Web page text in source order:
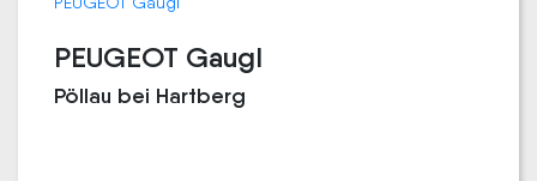
PEUGEOT Gaugl
Pöllau bei Hartberg